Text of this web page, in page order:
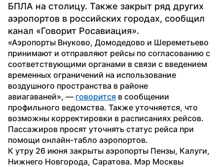
БПЛА на столицу. Также закрыт ряд других
аэропортов в российских городах, сообщил
канал «Говорит Росавиация».
«Аэропорты Внуково, Домодедово и Шереметьево
принимают и отправляют рейсы по согласованию с
соответствующими органами в связи с введением
временных ограничений на использование
воздушного пространства в районе
авиагаваней», — говорится в сообщении
профильного ведомства. Также уточняется, что
возможны корректировки в расписаниях рейсов.
Пассажиров просят уточнять статус рейса при
помощи онлайн-табло аэропортов.
К утру 26 июня закрыты аэропорты Пензы, Калуги,
Нижнего Новгорода, Саратова. Мэр Москвы